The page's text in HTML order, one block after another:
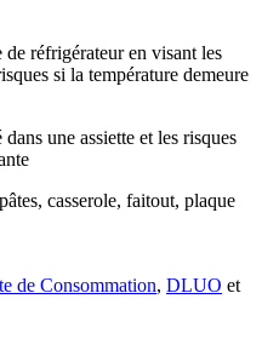
réfrigérateur en visant les
si la température demeure
une assiette et les risques
casserole, faitout, plaque
de Consommation, DLUO et